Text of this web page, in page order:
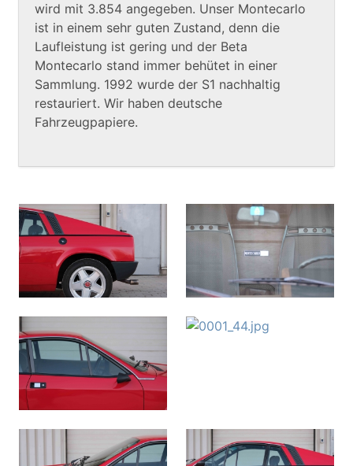
wird mit 3.854 angegeben. Unser Montecarlo
ist in einem sehr guten Zustand, denn die
Laufleistung ist gering und der Beta
Montecarlo stand immer behütet in einer
Sammlung. 1992 wurde der S1 nachhaltig
restauriert. Wir haben deutsche
Fahrzeugpapiere.